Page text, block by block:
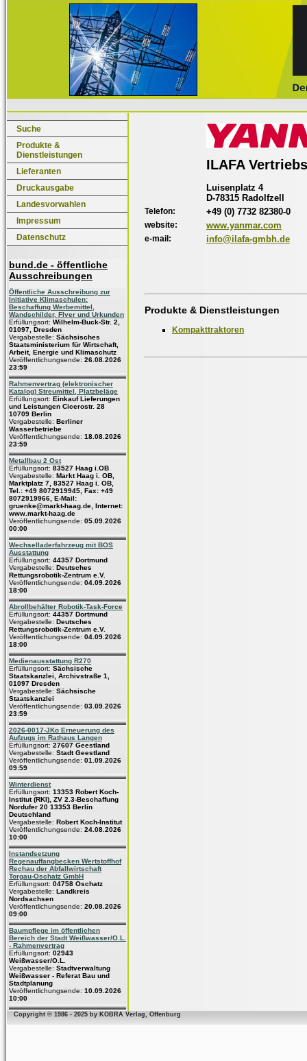
Suche
Produkte &
Dienstleistungen
Lieferanten
Druckausgabe
Landesvorwahlen
Impressum
Datenschutz
bund.de - öffentliche
Ausschreibungen
Öffentliche Ausschreibung zur
Initiative Klimaschulen:
Beschaffung Werbemittel,
Wandschilder, Flyer und Urkunden
Erfüllungsort: Wilhelm-Buck-Str. 2,
01097, Dresden
Vergabestelle: Sächsisches
Staatsministerium für Wirtschaft,
Arbeit, Energie und Klimaschutz
Veröffentlichungsende: 26.08.2026
23:59
Rahmenvertrag (elektronischer
Katalog) Streumittel, Platzbeläge
Erfüllungsort: Einkauf Lieferungen
und Leistungen Cicerostr. 28
10709 Berlin
Vergabestelle: Berliner
Wasserbetriebe
Veröffentlichungsende: 18.08.2026
23:59
Metallbau 2 Ost
Erfüllungsort: 83527 Haag i.OB
Vergabestelle: Markt Haag i. OB,
Marktplatz 7, 83527 Haag i. OB,
Tel.: +49 8072919945, Fax: +49
8072919966, E-Mail:
gruenke@markt-haag.de, Internet:
www.markt-haag.de
Veröffentlichungsende: 05.09.2026
00:00
Wechselladerfahrzeug mit BOS
Ausstattung
Erfüllungsort: 44357 Dortmund
Vergabestelle: Deutsches
Rettungsrobotik-Zentrum e.V.
Veröffentlichungsende: 04.09.2026
18:00
Abrollbehälter Robotik-Task-Force
Erfüllungsort: 44357 Dortmund
Vergabestelle: Deutsches
Rettungsrobotik-Zentrum e.V.
Veröffentlichungsende: 04.09.2026
18:00
Medienausstattung R270
Erfüllungsort: Sächsische
Staatskanzlei, Archivstraße 1,
01097 Dresden
Vergabestelle: Sächsische
Staatskanzlei
Veröffentlichungsende: 03.09.2026
23:59
2026-0017-JKo Erneuerung des
Aufzugs im Rathaus Langen
Erfüllungsort: 27607 Geestland
Vergabestelle: Stadt Geestland
Veröffentlichungsende: 01.09.2026
09:59
Winterdienst
Erfüllungsort: 13353 Robert Koch-
Institut (RKI), ZV 2.3-Beschaffung
Nordufer 20 13353 Berlin
Deutschland
Vergabestelle: Robert Koch-Institut
Veröffentlichungsende: 24.08.2026
10:00
Instandsetzung
Regenauffangbecken Wertstoffhof
Rechau der Abfallwirtschaft
Torgau-Oschatz GmbH
Erfüllungsort: 04758 Oschatz
Vergabestelle: Landkreis
Nordsachsen
Veröffentlichungsende: 20.08.2026
09:00
Baumpflege im öffentlichen
Bereich der Stadt Weißwasser/O.L.
- Rahmenvertrag
Erfüllungsort: 02943
Weißwasser/O.L.
Vergabestelle: Stadtverwaltung
Weißwasser - Referat Bau und
Stadtplanung
Veröffentlichungsende: 10.09.2026
10:00
ILAFA
Luisenplatz 4
D-78315 Radolfzell
Telefon: +49 (0) 7732 82380-0
website: www.yanmar.com
e-mail: info@ilafa-gmbh.de
Produkte & Dienstleistungen
Kompakttraktoren
Copyright © 1986 - 2025 by KOBRA Verlag, Offenburg